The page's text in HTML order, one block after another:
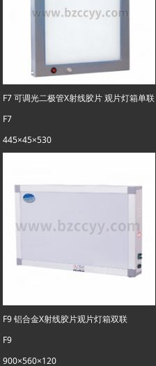
F7 可调光二极管X射线胶片 观片灯箱单联
F7
445×45×530
F9 铝合金X射线胶片观片灯箱双联
F9
900×560×120